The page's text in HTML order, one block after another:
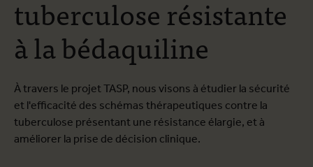
tuberculose résistante
à la bédaquiline
À travers le projet TASP, nous visons à étudier la sécurité
et l'efficacité des schémas thérapeutiques contre la
tuberculose présentant une résistance élargie, et à
améliorer la prise de décision clinique.